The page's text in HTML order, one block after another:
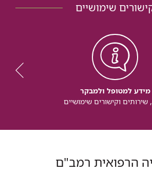
שימושיים
מידע למטופל ולמבקר
שירותים וקישורים שימושיים
הרפואית רמב"ם